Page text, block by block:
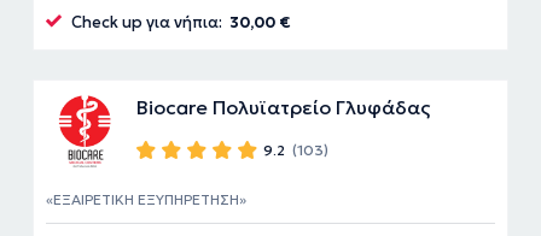
Check up για νήπια: 30,00 €
Biocare Πολυϊατρείο Γλυφάδας
9.2 (103)
ΕΞΑΙΡΕΤΙΚΗ ΕΞΥΠΗΡΕΤΗΣΗ